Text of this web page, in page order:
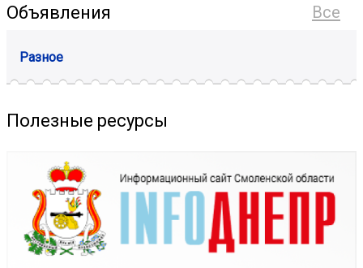
Все
Объявления
Разное
Полезные ресурсы